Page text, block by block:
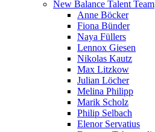
New Balance Talent Team
Anne Böcker
Fiona Bünder
Naya Füllers
Lennox Giesen
Nikolas Kautz
Max Litzkow
Julian Löcher
Melina Philipp
Marik Scholz
Philip Selbach
Elenor Servatius